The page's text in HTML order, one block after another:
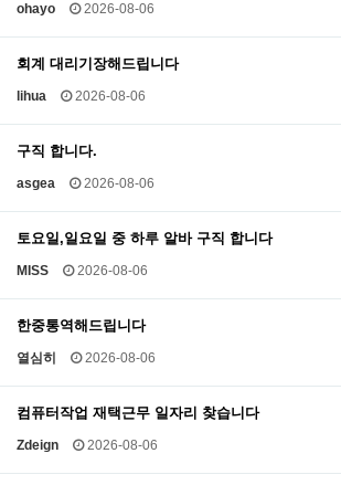
ohayo 2026-08-06
회계 대리기장해드립니다
lihua 2026-08-06
구직 합니다.
asgea 2026-08-06
토요일,일요일 중 하루 알바 구직 합니다
MISS 2026-08-06
한중통역해드립니다
열심히 2026-08-06
컴퓨터작업 재택근무 일자리 찾습니다
Zdeign 2026-08-06